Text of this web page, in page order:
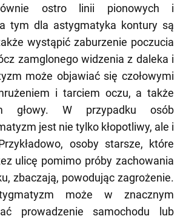
ostro linii pionowych i
tym dla astygmatyka kontury są
wystąpić zaburzenie poczucia
zamglonego widzenia z daleka i
może objawiać się czołowymi
i tarciem oczu, a także
głowy. W przypadku osób
jest nie tylko kłopotliwy, ale i
osoby starsze, które
ulicę pomimo próby zachowania
zbaczają, powodując zagrożenie.
może w znacznym
prowadzenie samochodu lub